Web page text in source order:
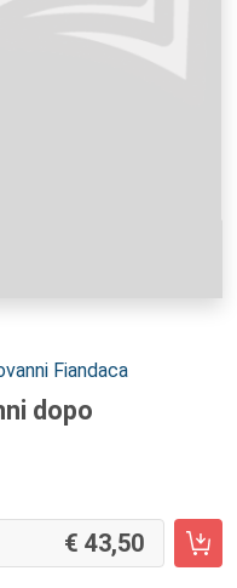
Fiandaca
dopo
43,50